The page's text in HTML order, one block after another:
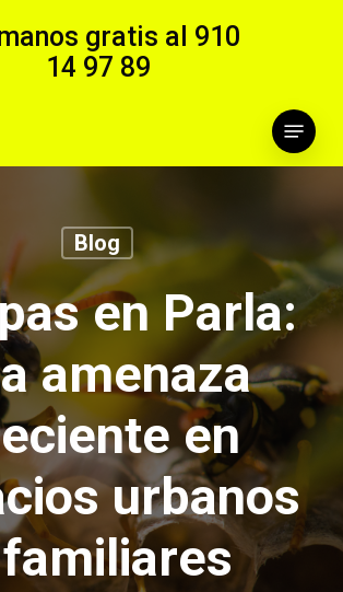
gratis al 910
14 97 89
Menu
Blog
en Parla:
amenaza
en
urbanos